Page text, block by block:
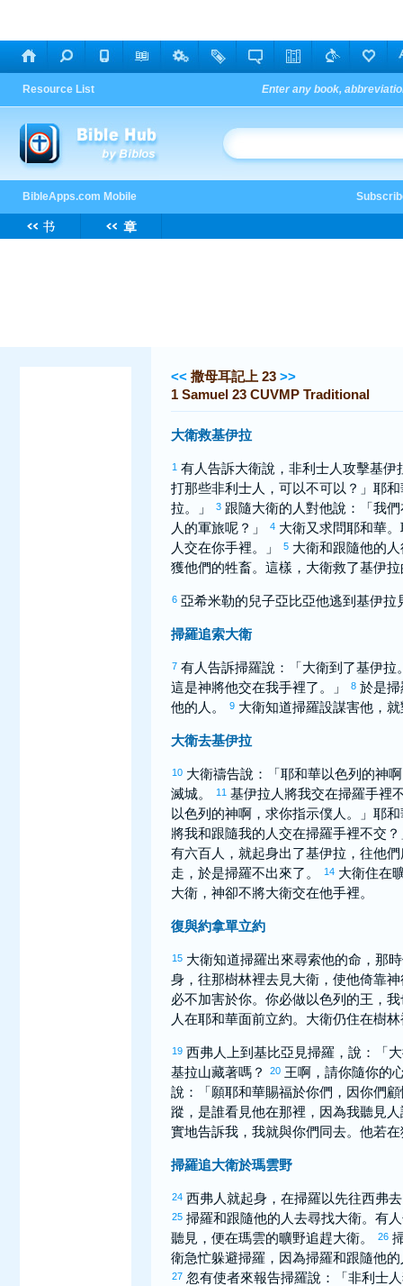
<< 撒母耳記上 23 >>
1 Samuel 23 CUVMP Traditional
大衛救基伊拉
1 有人告訴大衛說， 非利士人攻擊基伊
打那些非利士人，可以不可以？」耶
拉。」 3 跟隨大衛的人對他說：「我們
人的軍旅呢？」
4 大衛又求問耶和華
人交在你手裡。」
5 大衛和跟隨他的人
獲他們的牲畜。這樣， 大衛救了基伊拉
6 亞希米勒的兒子亞比亞他逃到 基伊拉
掃羅追索大衛
7 有人告訴掃羅說：「大衛到了基伊拉
這是神將他交在我手裡了。」
8 於是掃
他的人。
9 大衛知道掃羅設謀害他，
大衛去基伊拉
10 大衛禱告說：「耶和華以色列 的神
滅城。
11 基伊拉 人將我交在掃羅手裡
以色列 的神啊，求你指示僕人。」耶
將我和跟隨我的人交在掃羅手裡不交
有六百人，就起身出了基伊拉 ，往他
走，於是掃羅不出來了。 14 大衛住在
大衛 ，神卻不將大衛交在他手裡。
復與約拿單立約
15 大衛知道掃羅出來尋索他的命，那
身，往那樹林裡去見大衛 ，使他倚靠
必不加害於你。你必做以色列 的王，
人在耶和華面前立約。 大衛仍住在樹
19 西弗人上到 基比亞 見掃羅 ，說：「
基拉山藏著嗎？ 20 王啊，請你隨你的
說：「願耶和華賜福於你們，因你們
蹤，是誰看見他在那裡，因為我聽見
實地告訴我，我就與你們同去。他若在
掃羅追大衛於瑪雲野
24 西弗人就起身，在掃羅以先往西弗
25 掃羅和跟隨他的人去尋找大衛。有
聽見，便在瑪雲的曠野追趕大衛。 26
衛急忙躲避掃羅 ，因為掃羅和跟隨他
27 忽有使者來報告掃羅說：「非利士